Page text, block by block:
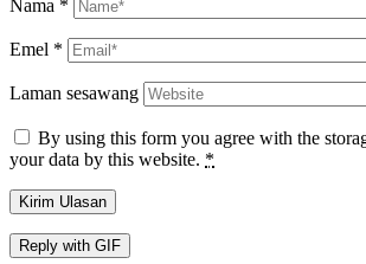
Nama *
Emel *
Laman sesawang
By using this form you agree with the
your data by this website. *
Kirim Ulasan
Reply with GIF